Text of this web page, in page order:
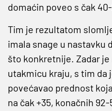
domaćin poveo s čak
Tim je rezultatom
imala snage u nastavku
što konkretnije. Zadar
utakmicu kraju, s tim da
povećavao prednost
na čak +35, konačnih 92-